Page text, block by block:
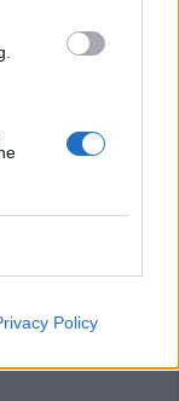
Policy
Falchi
salgono